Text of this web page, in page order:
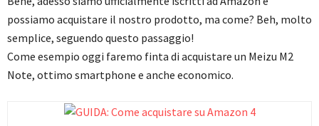
possiamo acquistare il nostro prodotto, ma come? Beh, molto
semplice, seguendo questo passaggio!
Come esempio oggi faremo finta di acquistare un Meizu M2
Note, ottimo smartphone e anche economico.